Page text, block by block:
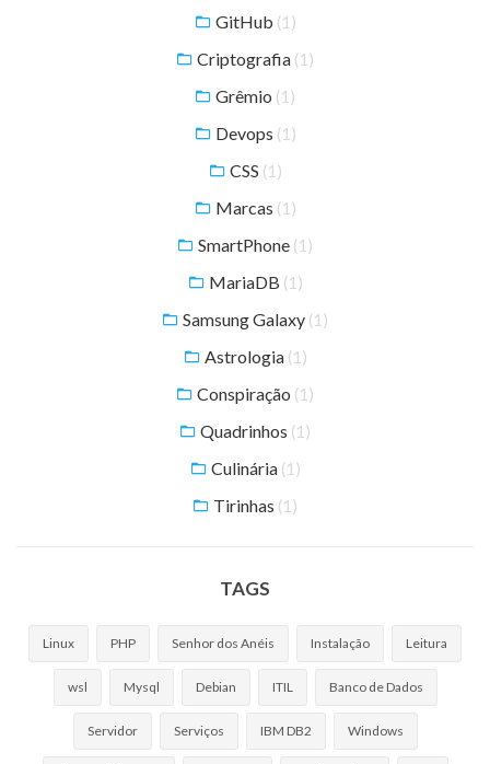
GitHub (1)
Criptografia (1)
Grêmio (1)
Devops (1)
CSS (1)
Marcas (1)
SmartPhone (1)
MariaDB (1)
Samsung Galaxy (1)
Astrologia (1)
Conspiração (1)
Quadrinhos (1)
Culinária (1)
Tirinhas (1)
TAGS
Linux PHP Senhor dos Anéis Instalação Leitura
wsl Mysql Debian ITIL Banco de Dados
Servidor Serviços IBM DB2 Windows